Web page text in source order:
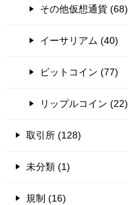
その他仮想通貨 (68)
イーサリアム (40)
ビットコイン (77)
リップルコイン (22)
取引所 (128)
未分類 (1)
規制 (16)